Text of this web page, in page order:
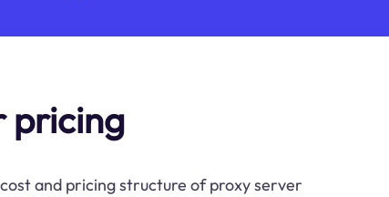
pricing
and pricing structure of proxy server